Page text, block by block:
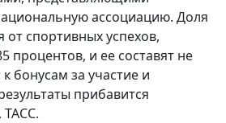
ассоциацию. Доля
спортивных успехов,
процентов, и ее составят не
бонусам за участие и
прибавится
ТАСС.